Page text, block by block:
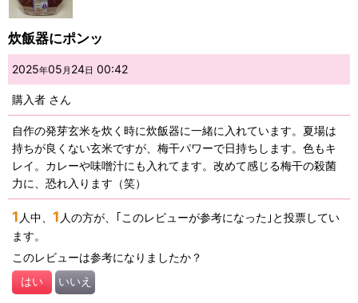
画像:
星の数:
並び順 :
絞り込む
炊飯器にポンッ
2025年05 月 24日 00:42
購入者 さん
自作の発芽玄米を炊く時に炊飯器に一緒に入れています。夏場は
持ちが良くない玄米ですが、梅干パワーで日持ちします。色もキ
レイ。カレーや味噌汁にも入れてます。改めて感じる梅干の殺菌
力に、恐れ入ります（笑）
1 人中、 1 人の方が、｢このレビューが参考になった｣と投票してい
ます。
このレビューは参考になりましたか？
はい いいえ